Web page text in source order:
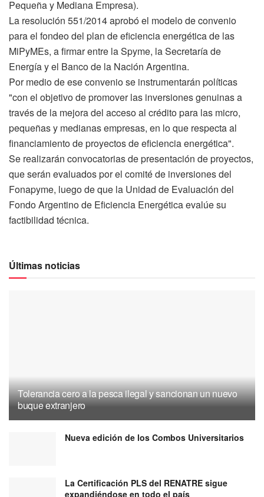
Pequeña y Mediana Empresa).
La resolución 551/2014 aprobó el modelo de convenio
para el fondeo del plan de eficiencia energética de las
MiPyMEs, a firmar entre la Spyme, la Secretaría de
Energía y el Banco de la Nación Argentina.
Por medio de ese convenio se instrumentarán políticas
"con el objetivo de promover las inversiones genuinas a
través de la mejora del acceso al crédito para las micro,
pequeñas y medianas empresas, en lo que respecta al
financiamiento de proyectos de eficiencia energética".
Se realizarán convocatorias de presentación de proyectos,
que serán evaluados por el comité de inversiones del
Fonapyme, luego de que la Unidad de Evaluación del
Fondo Argentino de Eficiencia Energética evalúe su
factibilidad técnica.
Últimas noticias
Tolerancia cero a la pesca ilegal y sancionan un nuevo
buque extranjero
Nueva edición de los Combos Universitarios
La Certificación PLS del RENATRE sigue
expandiéndose en todo el país